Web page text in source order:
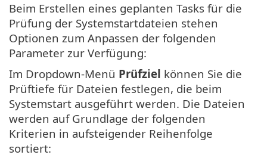
Beim Erstellen eines geplanten Tasks für die
Prüfung der Systemstartdateien stehen
Optionen zum Anpassen der folgenden
Parameter zur Verfügung:
Im Dropdown-Menü Prüfziel können Sie die
Prüftiefe für Dateien festlegen, die beim
Systemstart ausgeführt werden. Die Dateien
werden auf Grundlage der folgenden
Kriterien in aufsteigender Reihenfolge
sortiert: